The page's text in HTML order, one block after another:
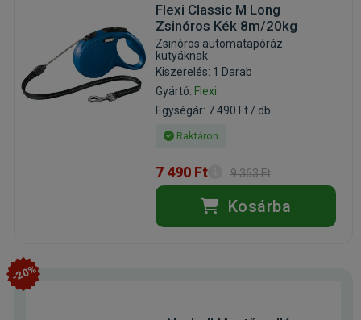
Flexi Classic M Long
Zsinóros Kék 8m/20kg
Zsinóros automatapóráz
kutyáknak
Kiszerelés: 1 Darab
Gyártó: Flexi
Egységár: 7 490 Ft / db
Raktáron
7 490 Ft 9 363 Ft
Kosárba
-20%